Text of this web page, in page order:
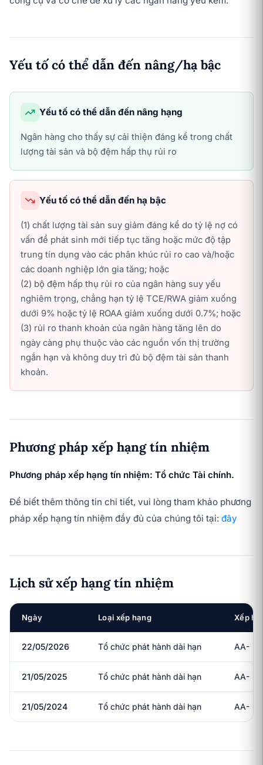
Yếu tố có thể dẫn đến nâng/hạ bậc
Yếu tố có thể dẫn đến nâng hạng
Ngân hàng cho thấy sự cải thiện đáng kể trong chất
lượng tài sản và bộ đệm hấp thụ rủi ro
Yếu tố có thể dẫn đến hạ bậc
(1) chất lượng tài sản suy giảm đáng kể do tỷ lệ nợ có
vấn đề phát sinh mới tiếp tục tăng hoặc mức độ tập
trung tín dụng vào các phân khúc rủi ro cao và/hoặc
các doanh nghiệp lớn gia tăng; hoặc
(2) bộ đệm hấp thụ rủi ro của ngân hàng suy yếu
nghiêm trọng, chẳng hạn tỷ lệ TCE/RWA giảm xuống
dưới 9% hoặc tỷ lệ ROAA giảm xuống dưới 0.7%; hoặc
(3) rủi ro thanh khoản của ngân hàng tăng lên do
ngày càng phụ thuộc vào các nguồn vốn thị trường
ngắn hạn và không duy trì đủ bộ đệm tài sản thanh
khoản.
Phương pháp xếp hạng tín nhiệm
Phương pháp xếp hạng tín nhiệm: Tổ chức Tài chính.
Để biết thêm thông tin chi tiết, vui lòng tham khảo phương
pháp xếp hạng tín nhiệm đầy đủ của chúng tôi tại: đây
Lịch sử xếp hạng tín nhiệm
Ngày Loại xếp hạng Xếp
22/05/2026 Tổ chức phát hành dài hạn AA-
21/05/2025 Tổ chức phát hành dài hạn AA-
21/05/2024 Tổ chức phát hành dài hạn AA-